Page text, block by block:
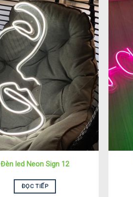
Đèn led Neon Sign 12
ĐỌC TIẾP